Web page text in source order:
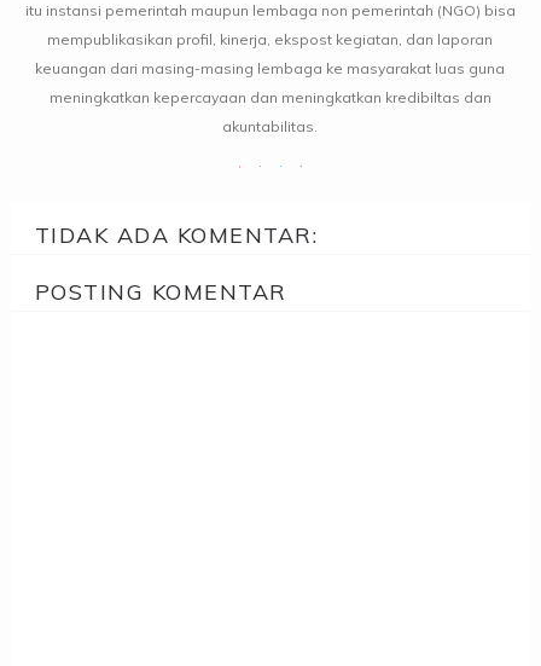
itu instansi pemerintah maupun lembaga non pemerintah (NGO) bisa
mempublikasikan profil, kinerja, ekspost kegiatan, dan laporan
keuangan dari masing-masing lembaga ke masyarakat luas guna
meningkatkan kepercayaan dan meningkatkan kredibiltas dan
akuntabilitas.
TIDAK ADA KOMENTAR:
POSTING KOMENTAR